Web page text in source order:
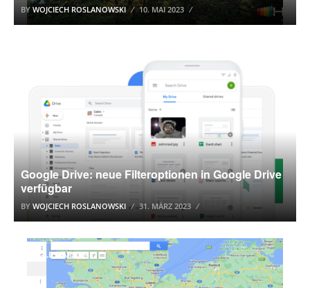
BY WOJCIECH ROSLANOWSKI 10. MAI 2023
Google Drive: neue Filteroptionen in Google Drive
verfügbar
BY WOJCIECH ROSLANOWSKI 31. MÄRZ 2023
GOOGLE MAPS